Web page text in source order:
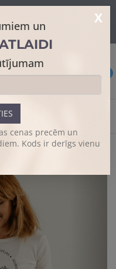
X
un
cenas precēm un
Kods ir derīgs vienu
T-krekls